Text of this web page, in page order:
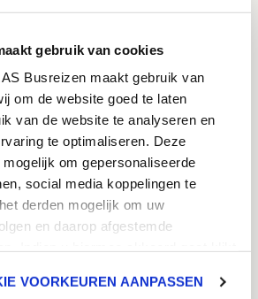
gebruik van cookies
Busreizen maakt gebruik van
om de website goed te laten
van de website te analyseren en
te optimaliseren. Deze
om gepersonaliseerde
social media koppelingen te
derden mogelijk om uw
en daarop afgestemde
op 'cookie voorkeuren aanpassen'.
VOORKEUREN AANPASSEN
Reis boeken